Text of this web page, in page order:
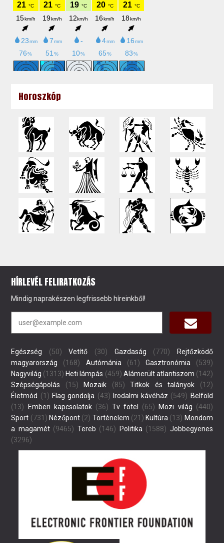
Horoszkóp
HÍRLEVÉL FELIRATKOZÁS
Mindig naprakészen legfrissebb híreinkből!
Egészség (50) Vetítő (30) Gazdaság (770)
Rejtőzködő
magyarország (168) Autómánia (61) Gasztronómia (539)
Nagyvilág (1313) Heti lámpás (459) Alámerült atlantiszom (142)
Szépségápolás (15) Mozaik (85) Titkok és talányok (12)
Életmód (1) Flag gondolja (43) Irodalmi kávéház (549) Belföld
(13)
Emberi kapcsolatok(36) Tv fotel (65) Mozi világ (440)
Sport (731) Nézőpont(2) Történelem (21) Kultúra (13) Mondom
a magamét(9465) Tereb (146) Politika (1588) Jobbegyenes
(3296)